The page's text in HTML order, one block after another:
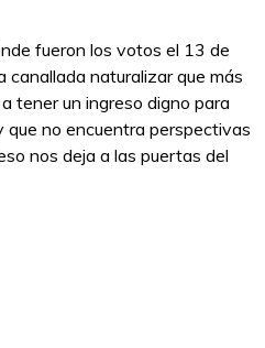
fueron los votos el 13 de
canallada naturalizar que más
tener un ingreso digno para
que no encuentra perspectivas
nos deja a las puertas del